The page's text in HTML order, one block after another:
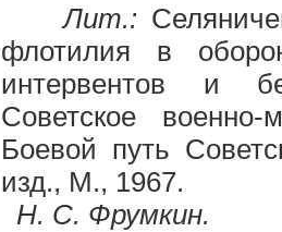
Лит.:
флотилия в
интервентов и
Советское
Боевой путь
изд., М., 1967.
Н. С. Фрумкин.